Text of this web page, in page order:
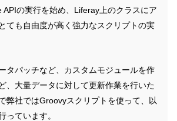
APIの実行を始め、Liferay上のクラスにア
ても自由度が高く強力なスクリプトの実
タパッチなど、カスタムモジュールを作
、大量データに対して更新作業を行いた
弊社ではGroovyスクリプトを使って、以
っています。